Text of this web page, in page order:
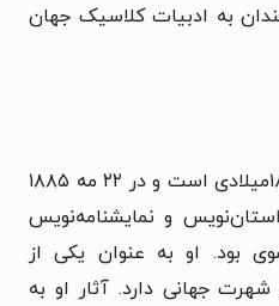
به ادبیات کلاسیک جهان
متولد ۱۸۰۲میلادی است و در ۲۲ مه ۱۸۸۵
و نمایشنامه‌نویس
بود. او به عنوان یکی از
جهانی دارد. آثار او به